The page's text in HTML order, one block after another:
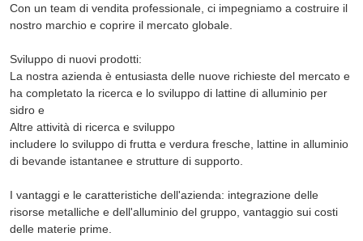
Con un team di vendita professionale, ci impegniamo a costruire il
nostro marchio e coprire il mercato globale.
Sviluppo di nuovi prodotti:
La nostra azienda è entusiasta delle nuove richieste del mercato e
ha completato la ricerca e lo sviluppo di lattine di alluminio per
sidro e
Altre attività di ricerca e sviluppo
includere lo sviluppo di frutta e verdura fresche, lattine in alluminio
di bevande istantanee e strutture di supporto.
I vantaggi e le caratteristiche dell'azienda: integrazione delle
risorse metalliche e dell'alluminio del gruppo, vantaggio sui costi
delle materie prime.